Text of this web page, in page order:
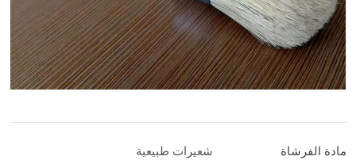
مادة الفرشاة شعيرات طبيعية